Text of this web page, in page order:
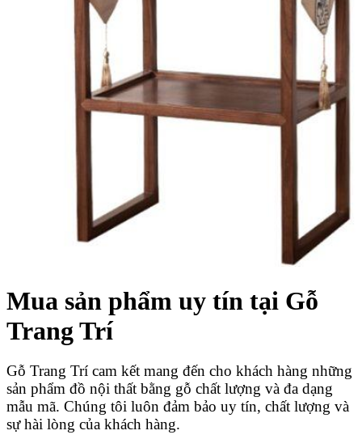
Mua sản phẩm uy tín tại Gỗ
Trang Trí
Gỗ Trang Trí cam kết mang đến cho khách hàng những
sản phẩm đồ nội thất bằng gỗ chất lượng và đa dạng
mẫu mã. Chúng tôi luôn đảm bảo uy tín, chất lượng và
sự hài lòng của khách hàng.